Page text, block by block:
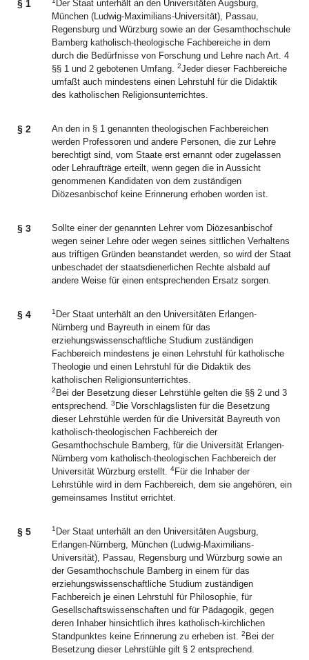
§ 1
Der Staat unterhält an den Universitäten Augsburg,
München (Ludwig-Maximilians-Universität), Passau,
Regensburg und Würzburg sowie an der Gesamthochschule
Bamberg katholisch-theologische Fachbereiche in dem
durch die Bedürfnisse von Forschung und Lehre nach Art. 4
§§ 1 und 2 gebotenen Umfang. 2Jeder dieser Fachbereiche
umfaßt auch mindestens einen Lehrstuhl für die Didaktik
des katholischen Religionsunterrichtes.
§ 2
An den in § 1 genannten theologischen Fachbereichen
werden Professoren und andere Personen, die zur Lehre
berechtigt sind, vom Staate erst ernannt oder zugelassen
oder Lehraufträge erteilt, wenn gegen die in Aussicht
genommenen Kandidaten von dem zuständigen
Diözesanbischof keine Erinnerung erhoben worden ist.
§ 3
Sollte einer der genannten Lehrer vom Diözesanbischof
wegen seiner Lehre oder wegen seines sittlichen Verhaltens
aus triftigen Gründen beanstandet werden, so wird der Staat
unbeschadet der staatsdienerlichen Rechte alsbald auf
andere Weise für einen entsprechenden Ersatz sorgen.
§ 4 1 Der Staat unterhält an den Universitäten Erlangen-
Nürnberg und Bayreuth in einem für das
erziehungswissenschaftliche Studium zuständigen
Fachbereich mindestens je einen Lehrstuhl für katholische
Theologie und einen Lehrstuhl für die Didaktik des
katholischen Religionsunterrichtes.
2 Bei der Besetzung dieser Lehrstühle gelten die §§ 2 und 3
entsprechend. 3 Die Vorschlagslisten für die Besetzung
dieser Lehrstühle werden für die Universität Bayreuth von
katholisch-theologischen Fachbereich der
Gesamthochschule Bamberg, für die Universität Erlangen-
Nürnberg vom katholisch-theologischen Fachbereich der
Universität Würzburg erstellt. 4Für die Inhaber der
Lehrstühle wird in dem Fachbereich, dem sie angehören, ein
gemeinsames Institut errichtet.
§ 5 1 Der Staat unterhält an den Universitäten Augsburg,
Erlangen-Nürnberg, München (Ludwig-Maximilians-
Universität), Passau, Regensburg und Würzburg sowie an
der Gesamthochschule Bamberg in einem für das
erziehungswissenschaftliche Studium zuständigen
Fachbereich je einen Lehrstuhl für Philosophie, für
Gesellschaftswissenschaften und für Pädagogik, gegen
deren Inhaber hinsichtlich ihres katholisch-kirchlichen
Standpunktes keine Erinnerung zu erheben ist. 2 Bei der
Besetzung dieser Lehrstühle gilt § 2 entsprechend.